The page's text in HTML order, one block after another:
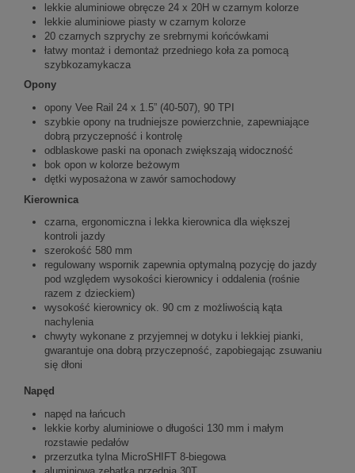
lekkie aluminiowe obręcze 24 x 20H w czarnym kolorze
lekkie aluminiowe piasty w czarnym kolorze
20 czarnych szprychy ze srebrnymi końcówkami
łatwy montaż i demontaż przedniego koła za pomocą
szybkozamykacza
Opony
opony Vee Rail 24 x 1.5” (40-507), 90 TPI
szybkie opony na trudniejsze powierzchnie, zapewniające
dobrą przyczepność i kontrolę
odblaskowe paski na oponach zwiększają widoczność
bok opon w kolorze beżowym
dętki wyposażona w zawór samochodowy
Kierownica
czarna, ergonomiczna i lekka kierownica dla większej
kontroli jazdy
szerokość 580 mm
regulowany wspornik zapewnia optymalną pozycję do jazdy
pod względem wysokości kierownicy i oddalenia (rośnie
razem z dzieckiem)
wysokość kierownicy ok. 90 cm z możliwością kąta
nachylenia
chwyty wykonane z przyjemnej w dotyku i lekkiej pianki,
gwarantuje ona dobrą przyczepność, zapobiegając zsuwaniu
się dłoni
Napęd
napęd na łańcuch
lekkie korby aluminiowe o długości 130 mm i małym
rozstawie pedałów
przerzutka tylna MicroSHIFT 8-biegowa